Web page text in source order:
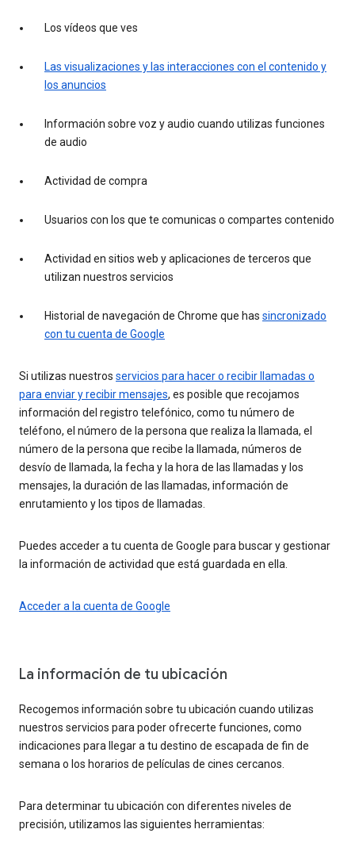
Los vídeos que ves
Las visualizaciones y las interacciones con el contenido y
los anuncios
Información sobre voz y audio cuando utilizas funciones
de audio
Actividad de compra
Usuarios con los que te comunicas o compartes contenido
Actividad en sitios web y aplicaciones de terceros que
utilizan nuestros servicios
Historial de navegación de Chrome que has sincronizado
con tu cuenta de Google
Si utilizas nuestros servicios para hacer o recibir llamadas o
para enviar y recibir mensajes, es posible que recojamos
información del registro telefónico, como tu número de
teléfono, el número de la persona que realiza la llamada, el
número de la persona que recibe la llamada, números de
desvío de llamada, la fecha y la hora de las llamadas y los
mensajes, la duración de las llamadas, información de
enrutamiento y los tipos de llamadas.
Puedes acceder a tu cuenta de Google para buscar y gestionar
la información de actividad que está guardada en ella.
Acceder a la cuenta de Google
La información de tu ubicación
Recogemos información sobre tu ubicación cuando utilizas
nuestros servicios para poder ofrecerte funciones, como
indicaciones para llegar a tu destino de escapada de fin de
semana o los horarios de películas de cines cercanos.
Para determinar tu ubicación con diferentes niveles de
precisión, utilizamos las siguientes herramientas: